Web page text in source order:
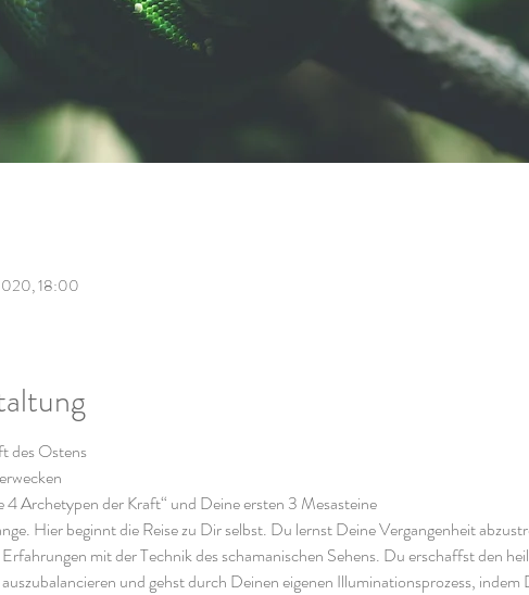
18:00
des Ostens
4 Archetypen der Kraft“ und Deine ersten 3 Mesasteine
Hier beginnt die Reise zu Dir selbst. Du lernst Deine Vergangenheit
mit der Technik des schamanischen Sehens. Du erschaffst den
und gehst durch Deinen eigenen Illuminationsprozess, indem